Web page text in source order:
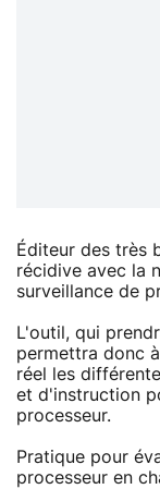
Éditeur des très
récidive avec la
surveillance de
L'outil, qui
permettra donc
réel les
et d'instruction
processeur.
Pratique pour
processeur en